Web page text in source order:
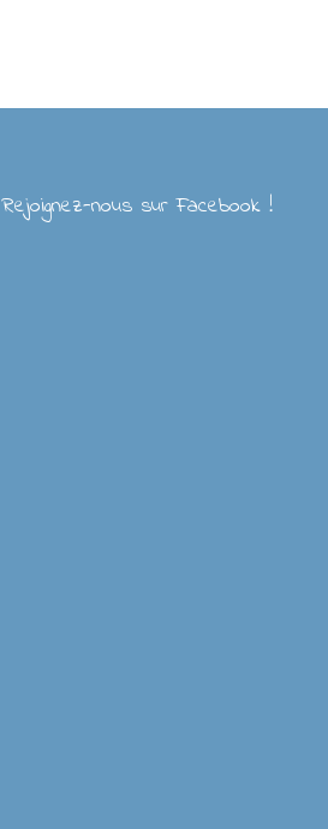
Rejoignez-nous sur Facebook !